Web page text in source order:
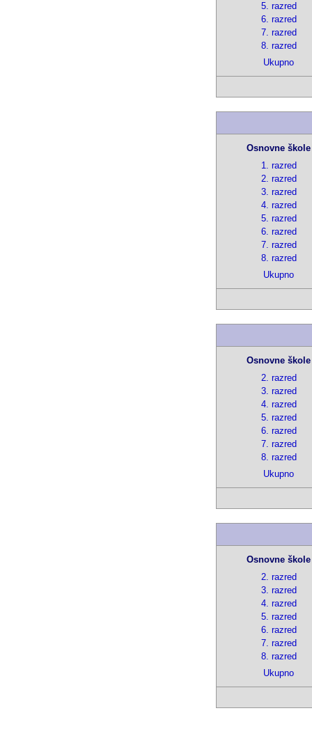
5. razred
6. razred
7. razred
8. razred
Ukupno
Osnovne škole
1. razred
2. razred
3. razred
4. razred
5. razred
6. razred
7. razred
8. razred
Ukupno
Osnovne škole
2. razred
3. razred
4. razred
5. razred
6. razred
7. razred
8. razred
Ukupno
Osnovne škole
2. razred
3. razred
4. razred
5. razred
6. razred
7. razred
8. razred
Ukupno